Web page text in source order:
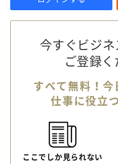
今すぐビジ
ご登録く
すべて無料！今
仕事に役立
ここでしか見られない